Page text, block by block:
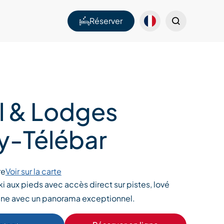
Réserver
& Lodges
Télébar
Voir sur la carte
aux pieds avec accès direct sur pistes, lové
avec un panorama exceptionnel.